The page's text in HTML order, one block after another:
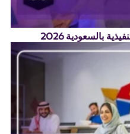
بالسعودية 2026